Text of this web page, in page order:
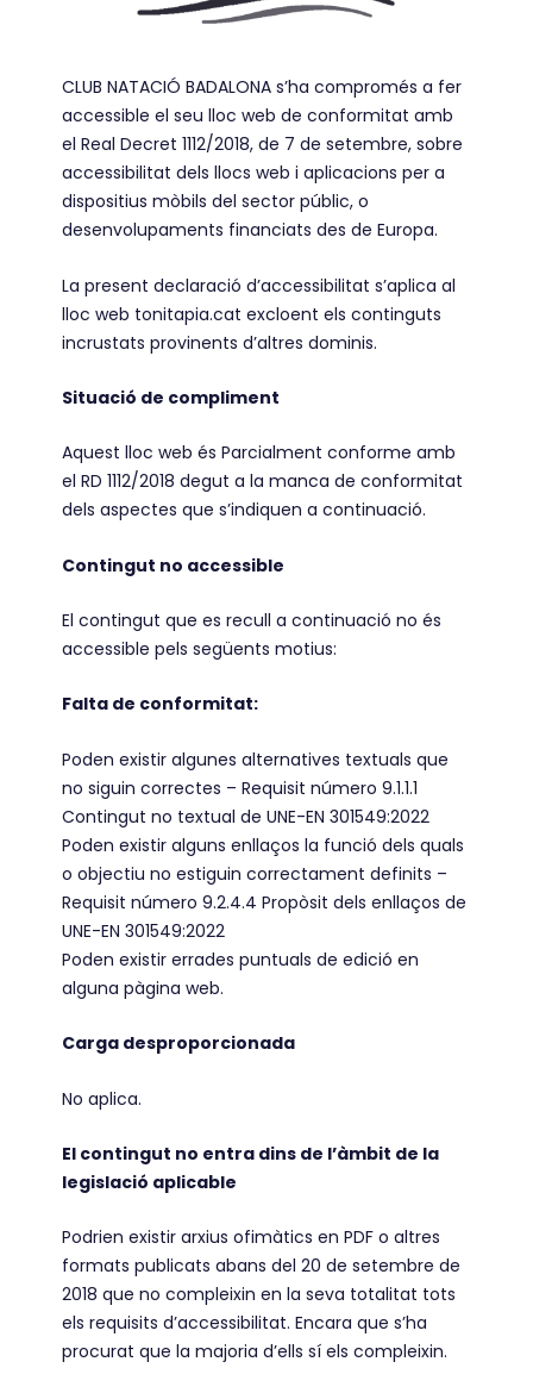
CLUB NATACIÓ BADALONA s’ha compromés a fer
accessible el seu lloc web de conformitat amb
el Real Decret 1112/2018, de 7 de setembre, sobre
accessibilitat dels llocs web i aplicacions per a
dispositius mòbils del sector públic, o
desenvolupaments financiats des de Europa.
La present declaració d’accessibilitat s’aplica al
lloc web tonitapia.cat excloent els continguts
incrustats provinents d’altres dominis.
Situació de compliment
Aquest lloc web és Parcialment conforme amb
el RD 1112/2018 degut a la manca de conformitat
dels aspectes que s’indiquen a continuació.
Contingut no accessible
El contingut que es recull a continuació no és
accessible pels següents motius:
Falta de conformitat:
Poden existir algunes alternatives textuals que
no siguin correctes – Requisit número 9.1.1.1
Contingut no textual de UNE-EN 301549:2022
Poden existir alguns enllaços la funció dels quals
o objectiu no estiguin correctament definits –
Requisit número 9.2.4.4 Propòsit dels enllaços de
UNE-EN 301549:2022
Poden existir errades puntuals de edició en
alguna pàgina web.
Carga desproporcionada
No aplica.
El contingut no entra dins de l’àmbit de la
legislació aplicable
Podrien existir arxius ofimàtics en PDF o altres
formats publicats abans del 20 de setembre de
2018 que no compleixin en la seva totalitat tots
els requisits d’accessibilitat. Encara que s’ha
procurat que la majoria d’ells sí els compleixin.